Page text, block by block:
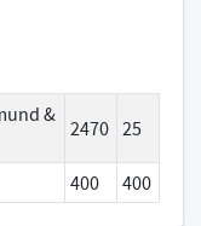
&
2470 25
400 400